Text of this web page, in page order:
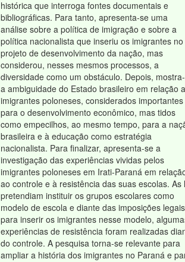
histórica que interroga fontes documentais e
bibliográficas. Para tanto, apresenta-se uma
análise sobre a política de imigração e sobre a
política nacionalista que inseriu os imigrantes no
projeto de desenvolvimento da nação, mas
considerou, nesses mesmos processos, a
diversidade como um obstáculo. Depois,
a ambiguidade do Estado brasileiro em relação
imigrantes poloneses, considerados importantes
para o desenvolvimento econômico, mas tidos
como empecilhos, ao mesmo tempo, para a
brasileira e à educação como estratégia
nacionalista. Para finalizar, apresenta-se a
investigação das experiências vividas pelos
imigrantes poloneses em Irati-Paraná em
ao controle e à resistência das suas escolas. As
pretendiam instituir os grupos escolares como
modelo de escola e diante das imposições legais
para inserir os imigrantes nesse modelo,
experiências de resistência foram realizadas
do controle. A pesquisa torna-se relevante para
ampliar a história dos imigrantes no Paraná e